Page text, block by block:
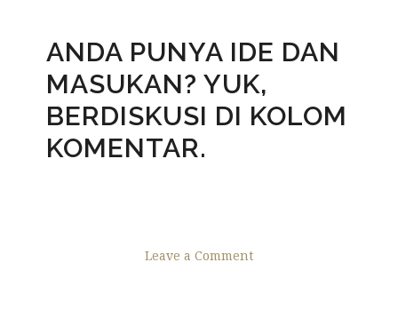
ANDA PUNYA IDE DAN
MASUKAN? YUK,
BERDISKUSI DI KOLOM
KOMENTAR.
Leave a Comment